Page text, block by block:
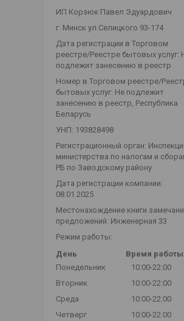
ИП Корзюк Павел Эдуардович
г. Минск ул.Селицкого 93-174
Дата регистрации в Торговом
реестре/Реестре бытовых услуг:
подлежит занесению в реестр
Номер в Торговом реестре/
бытовых услуг: Не подлежит
занесению в реестр, Республика
Беларусь
УНП: 193828498
Регистрационный орган:
министерства по налогам и
РБ по Заводскому району
Дата регистрации компании:
08.01.2025
Местонахождение книги
предложений: Инженерная 33
Режим работы:
День
Время работы
Понедельник
10:00-22:00
Вторник
10:00-22:00
Среда
10:00-22:00
Четверг
10:00-22:00